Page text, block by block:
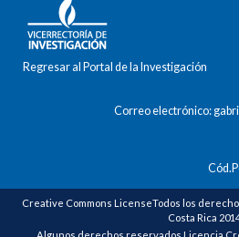
Regresar al Portal de la Investigación
Correo electrónico:
Creative Commons LicenseTodos los
Costa Rica